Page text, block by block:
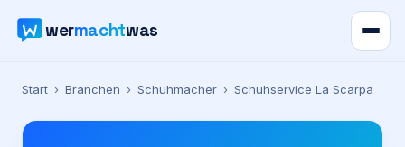
wermachtwas
Verzeichnis
Karte
Start › Branchen › Schuhmacher › Schuhservice La Scarpa